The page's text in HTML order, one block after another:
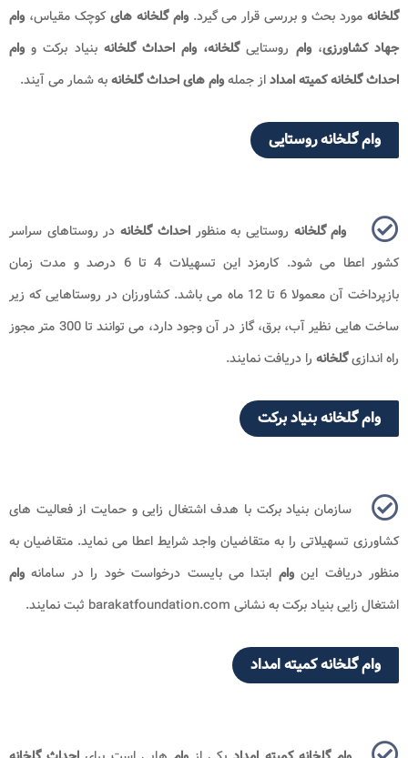
گلخانهمورد بحث و بررسی قرار می گیرد.وام گلخانه هایکوچک مقیاس، وام
جهاد کشاورزی،وام روستاییگلخانه، وام احداث گلخانه بنیاد برکت ووام
احداث گلخانهکمیته امداداز جملهوام های احداث گلخانهبه شمار می آیند.
وام گلخانه روستایی
وام گلخانه روستایی به منظور احداث گلخانهدر روستاهای سراسر
کشور اعطا می شود. کارمزد این تسهیلات 4 تا 6 درصد و مدت زمان
بازپرداخت آن معمولا 6 تا 12 ماه می باشد. کشاورزان در روستاهایی که زیر
ساخت هایی نظیر آب، برق، گاز در آن وجود دارد، می توانند تا 300 متر مجوز
راه اندازیگلخانه را دریافت نمایند.
وام گلخانه بنیاد برکت
سازمان بنیاد برکت با هدف اشتغال زایی و حمایت از فعالیت های
کشاورزی تسهیلاتی را به متقاضیان واجد شرایط اعطا می نماید. متقاضیان به
منظور دریافت اینوام ابتدا می بایست درخواست خود را در سامانه وام
اشتغال زایی بنیاد برکت به نشانی barakatfoundation.com ثبت نمایند.
وام گلخانه کمیته امداد